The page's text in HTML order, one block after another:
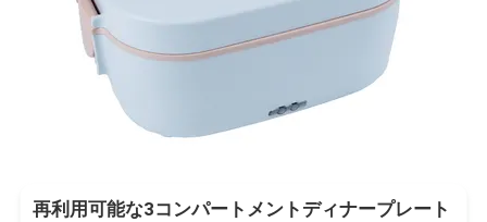
再利用可能な3コンパートメントディナープレート